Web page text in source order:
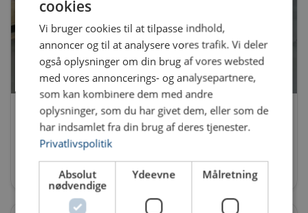
Løfteåg
Faste løfteåg, justerbare løfteåg, spredeåg, mekaniske tænger,
coil kroge, J-hooks og meget mere!
Se produkter
cookies
Vi bruger cookies til at tilpasse indhold,
annoncer og til at analysere vores trafik. Vi deler
også oplysninger om din brug af vores websted
med vores annoncerings- og analysepartnere,
som kan kombinere dem med andre
oplysninger, som du har givet dem, eller som de
har indsamlet fra din brug af deres tjenester.
Privatlivspolitik
Absolut
nødvendige
Ydeevne Målretning